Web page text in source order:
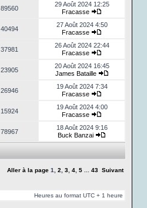
89560
29 Août 2024 12:25
Fracasse
40494
27 Août 2024 4:50
Fracasse
37981
26 Août 2024 22:44
Fracasse
23905
20 Août 2024 16:45
James Bataille
26946
19 Août 2024 7:34
Fracasse
15924
19 Août 2024 4:00
Fracasse
78967
18 Août 2024 9:16
Buck Banzai
Aller à la page 1 2 3 4 5 43 Suivant
Heures au format UTC + 1 heure